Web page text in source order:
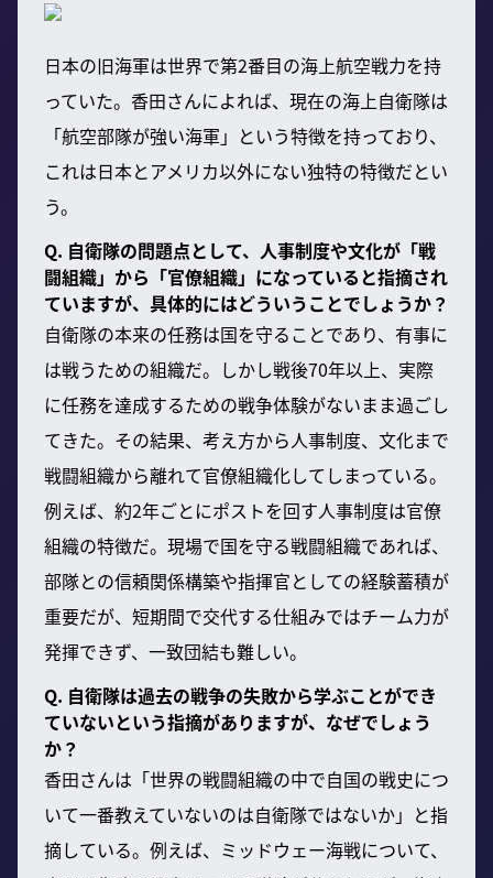
日本の旧海軍は世界で第2番目の海上航空戦力を持
っていた。香田さんによれば、現在の海上自衛隊は
「航空部隊が強い海軍」という特徴を持っており、
これは日本とアメリカ以外にない独特の特徴だとい
う。
Q. 自衛隊の問題点として、人事制度や文化が「戦
闘組織」から「官僚組織」になっていると指摘され
ていますが、具体的にはどういうことでしょうか？
自衛隊の本来の任務は国を守ることであり、有事に
は戦うための組織だ。しかし戦後70年以上、実際
に任務を達成するための戦争体験がないまま過ごし
てきた。その結果、考え方から人事制度、文化まで
戦闘組織から離れて官僚組織化してしまっている。
例えば、約2年ごとにポストを回す人事制度は官僚
組織の特徴だ。現場で国を守る戦闘組織であれば、
部隊との信頼関係構築や指揮官としての経験蓄積が
重要だが、短期間で交代する仕組みではチーム力が
発揮できず、一致団結も難しい。
Q. 自衛隊は過去の戦争の失敗から学ぶことができ
ていないという指摘がありますが、なぜでしょう
か？
香田さんは「世界の戦闘組織の中で自国の戦史につ
いて一番教えていないのは自衛隊ではないか」と指
摘している。例えば、ミッドウェー海戦について、